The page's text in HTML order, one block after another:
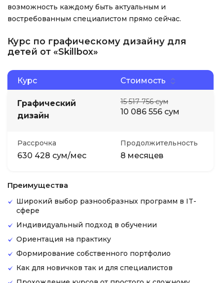
возможность каждому быть актуальным и
востребованным специалистом прямо сейчас.
Курс по графическому дизайну для
детей от «Skillbox»
Курс Стоимость
Графический
дизайн
15 517 756 сум
10 086 556 сум
Рассрочка
630 428 сум/мес
Продолжительность
8 месяцев
Преимущества
Широкий выбор разнообразных программ в IT-
сфере
Индивидуальный подход в обучении
Ориентация на практику
Формирование собственного портфолио
Как для новичков так и для специалистов